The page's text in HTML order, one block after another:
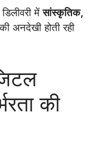
मेंसांस्कृतिक,
अनदेखी होती रही
की